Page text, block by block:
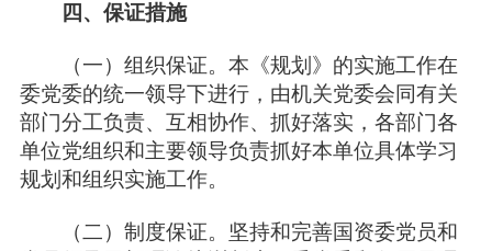
四、保证措施
（一）组织保证。本《规划》的实施工作在
委党委的统一领导下进行，由机关党委会同有关
部门分工负责、互相协作、抓好落实，各部门各
单位党组织和主要领导负责抓好本单位具体学习
规划和组织实施工作。
（二）制度保证。坚持和完善国资委党员和